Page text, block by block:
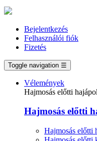
Bejelentkezés
Felhasználói fiók
Fizetés
Toggle navigation ☰
Vélemények
Hajmosás előtti
Hajmosás előtti
Hajmosás előtti